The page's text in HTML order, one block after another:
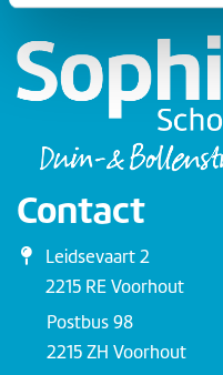
Contact
Leidsevaart 2
2215 RE Voorhout
Postbus 98
2215 ZH Voorhout